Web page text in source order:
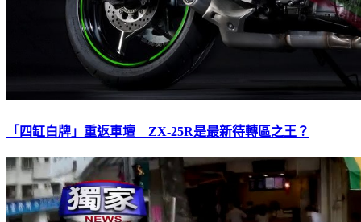
「四缸白牌」重返車壇 ZX-25R是最新待轉區之王？